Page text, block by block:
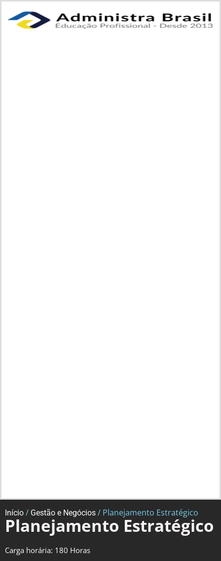
Início / Gestão e Negócios / Planejamento Estratégico
Planejamento Estratégico
Carga horária: 180 Horas